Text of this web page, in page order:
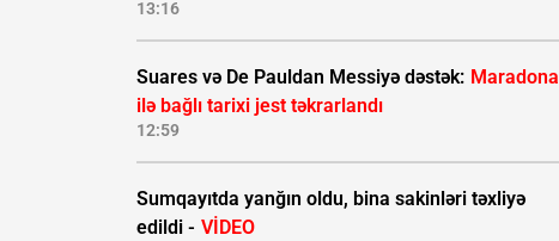
13:16
Suares və De Pauldan Messiyə dəstək: Maradona
ilə bağlı tarixi jest təkrarlandı
12:59
Sumqayıtda yanğın oldu, bina sakinləri təxliyə
edildi - VİDEO